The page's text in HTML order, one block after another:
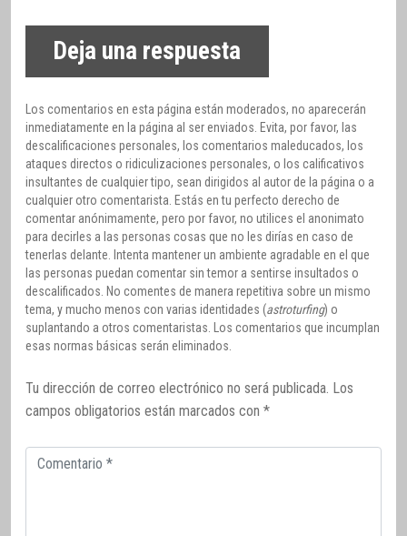
Deja una respuesta
Los comentarios en esta página están moderados, no aparecerán
inmediatamente en la página al ser enviados. Evita, por favor, las
descalificaciones personales, los comentarios maleducados, los
ataques directos o ridiculizaciones personales, o los calificativos
insultantes de cualquier tipo, sean dirigidos al autor de la página o a
cualquier otro comentarista. Estás en tu perfecto derecho de
comentar anónimamente, pero por favor, no utilices el anonimato
para decirles a las personas cosas que no les dirías en caso de
tenerlas delante. Intenta mantener un ambiente agradable en el que
las personas puedan comentar sin temor a sentirse insultados o
descalificados. No comentes de manera repetitiva sobre un mismo
tema, y mucho menos con varias identidades (astroturfing) o
suplantando a otros comentaristas. Los comentarios que incumplan
esas normas básicas serán eliminados.
Tu dirección de correo electrónico no será publicada. Los
campos obligatorios están marcados con *
Comentario